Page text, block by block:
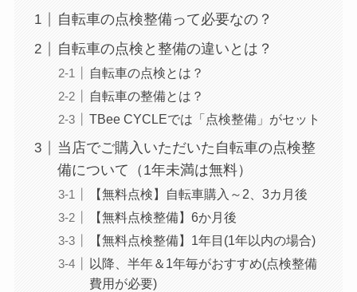
自転車の点検整備って必要なの？
自転車の点検と整備の違いとは？
自転車の点検とは？
自転車の整備とは？
TBee CYCLEでは「点検整備」がセット
当店でご購入いただいた自転車の点検整
備について（1年未満は無料）
【無料点検】自転車購入～2、3カ月後
【無料点検整備】6か月後
【無料点検整備】1年目(1年以内の場合)
以降、半年＆1年毎がおすすめ(点検整備
費用が必要)